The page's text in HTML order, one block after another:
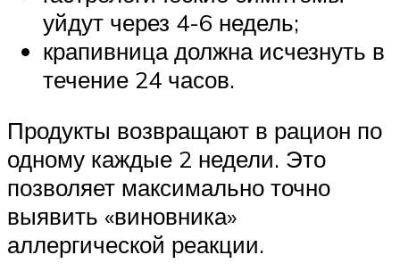
уйдут через 4-6 недель;
крапивница должна исчезнуть в
течение 24 часов.
Продукты возвращают в рацион по
одному каждые 2 недели. Это
позволяет максимально точно
выявить «виновника»
аллергической реакции.